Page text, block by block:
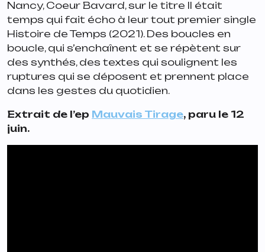
Nancy, Coeur Bavard, sur le titre Il était
temps qui fait écho à leur tout premier single
Histoire de Temps (2021). Des boucles en
boucle, qui s’enchaînent et se répètent sur
des synthés, des textes qui soulignent les
ruptures qui se déposent et prennent place
dans les gestes du quotidien.
Extrait de l’ep Mauvais Tirage, paru le 12
juin.